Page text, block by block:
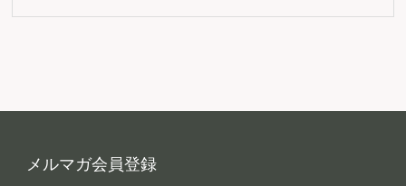
メルマガ会員登録